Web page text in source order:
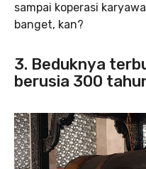
sampai koperasi
banget, kan?
3. Beduknya
berusia 300